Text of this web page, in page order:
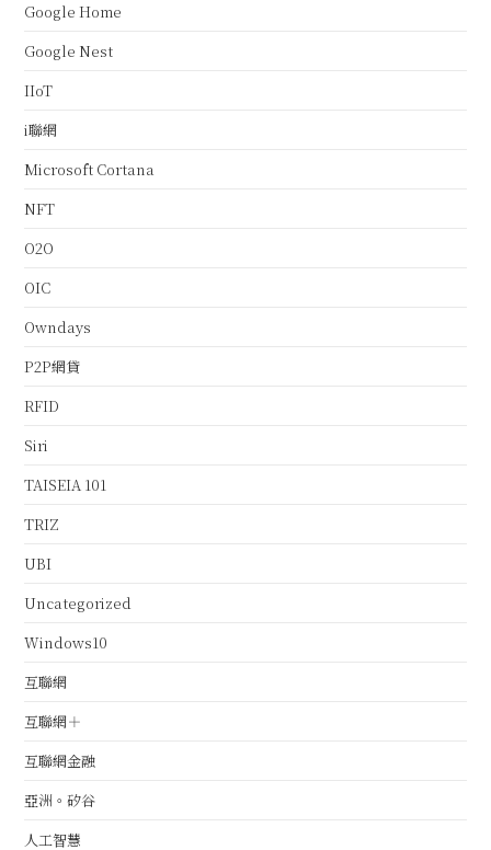
Google Home
Google Nest
IIoT
i聯網
Microsoft Cortana
NFT
O2O
OIC
Owndays
P2P網貸
RFID
Siri
TAISEIA 101
TRIZ
UBI
Uncategorized
Windows10
互聯網
互聯網＋
互聯網金融
亞洲。矽谷
人工智慧